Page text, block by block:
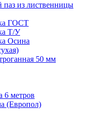
паз из лиственницы
ГОСТ
Т/У
Осина
50 мм
6 метров
(Европол)